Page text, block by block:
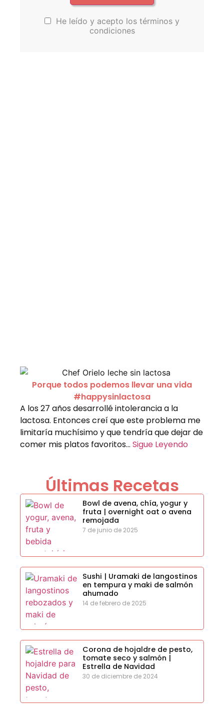
He leído y acepto los términos y
condiciones
Porque todos podemos llevar una vida
#happysinlactosa
A los 27 años desarrollé intolerancia a la
lactosa. Entonces creí que este problema me
limitaría muchísimo y que tendría que dejar de
comer mis platos favoritos… Sigue Leyendo
Últimas Recetas
Bowl de avena, chía, yogur y
fruta | overnight oat o avena
remojada
7 de junio de 2025
Sushi | Uramaki de langostinos
en tempura y maki de salmón
ahumado
14 de febrero de 2025
Corona de hojaldre de pesto,
tomate seco y salmón |
Estrella de Navidad
30 de diciembre de 2024